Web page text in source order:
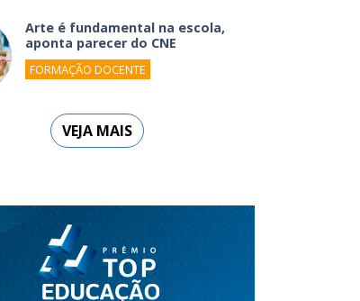
Arte é fundamental na escola,
aponta parecer do CNE
FORMAÇÃO DOCENTE
VEJA MAIS